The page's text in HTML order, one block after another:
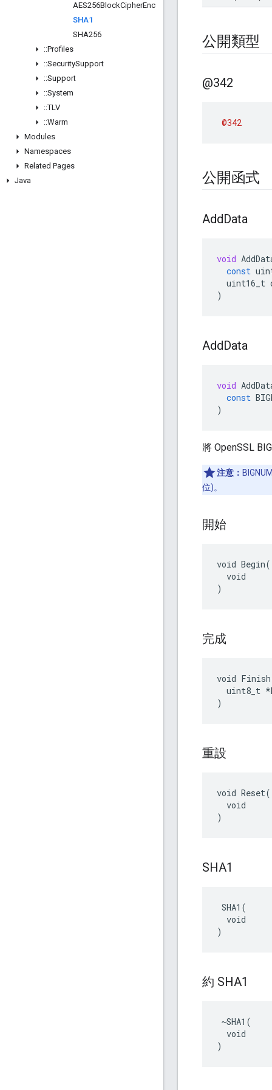
AES256BlockCipherEnc
SHA1
SHA256
::Profiles
::SecuritySupport
::Support
::System
::TLV
::Warm
Modules
Namespaces
Related Pages
Java
公開類型
@342
@342
公開函式
AddData
void
const
uint16_t
)
AddData
void
const
)
將 OpenSSL
注意：
位)。
開始
void Begin(
  void
)
完成
void
uint8_t
)
重設
void Reset(
  void
)
SHA1
SHA1(
  void
)
約 SHA1
~SHA1(
  void
)